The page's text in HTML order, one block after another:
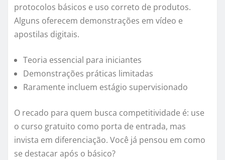
protocolos básicos e uso correto de produtos.
Alguns oferecem demonstrações em vídeo e
apostilas digitais.
Teoria essencial para iniciantes
Demonstrações práticas limitadas
Raramente incluem estágio supervisionado
O recado para quem busca competitividade é: use
o curso gratuito como porta de entrada, mas
invista em diferenciação. Você já pensou em como
se destacar após o básico?